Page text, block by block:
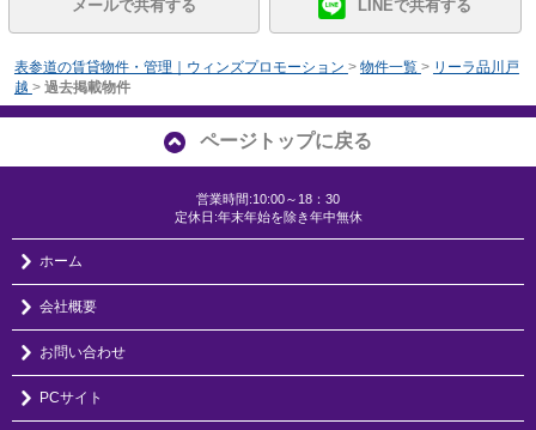
メールで共有する LINEで共有する
表参道の賃貸物件・管理｜ウィンズプロモーション > 物件一覧 > リーラ品川戸
越 > 過去掲載物件
ページトップに戻る
営業時間:10:00～18：30
定休日:年末年始を除き年中無休
ホーム
会社概要
お問い合わせ
PCサイト